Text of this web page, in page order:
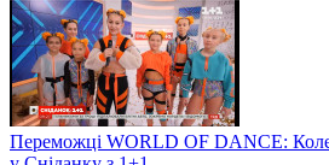
Переможці WORLD OF DANCE: